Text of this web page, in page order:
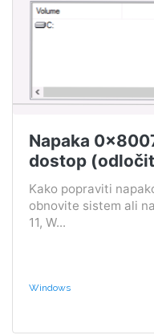
Napaka
dostop
Kako popraviti
obnovite sistem ali
11, W...
Windows